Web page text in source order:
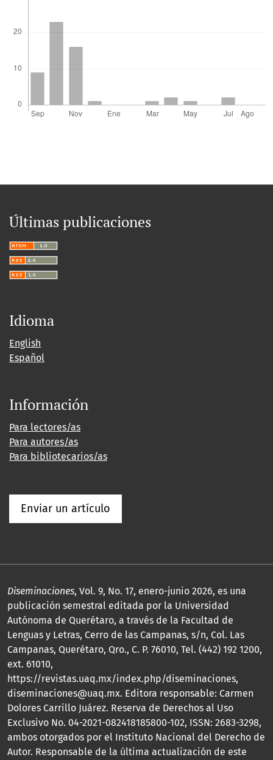
Últimas publicaciones
Idioma
English
Español
Información
Para lectores/as
Para autores/as
Para bibliotecarios/as
Enviar un artículo
Diseminaciones, Vol. 9, No. 17, enero-junio 2026, es una
publicación semestral editada por la Universidad
Autónoma de Querétaro, a través de la Facultad de
Lenguas y Letras, Cerro de las Campanas, s/n, Col. Las
Campanas, Querétaro, Qro., C. P. 76010, Tel. (442) 192 1200,
ext. 61010,
https://revistas.uaq.mx/index.php/diseminaciones,
diseminaciones@uaq.mx. Editora responsable: Carmen
Dolores Carrillo Juárez. Reserva de Derechos al Uso
Exclusivo No. 04-2021-082418185800-102, ISSN: 2683-3298,
ambos otorgados por el Instituto Nacional del Derecho de
Autor. Responsable de la última actualización de este